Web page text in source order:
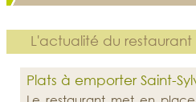
L'actualité du restaurant
Plats à emporter Saint-